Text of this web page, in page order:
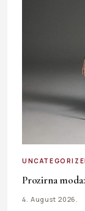
Prozirna
4. August 2026.